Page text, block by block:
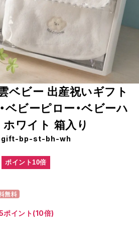
ベビー 出産祝いギフト
ベビーピロー・ベビーハ
ホワイト 箱入り
bp-st-bh-wh
ポイント10倍
無料
ポイント(10倍)